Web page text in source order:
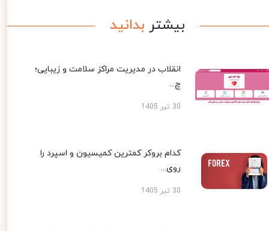
بیشتر بدانید
انقلاب در مدیریت مراکز سلامت و زیبایی؛
چ...
30 تیر 1405
کدام بروکر کمترین کمیسیون و اسپرد را
روی...
30 تیر 1405